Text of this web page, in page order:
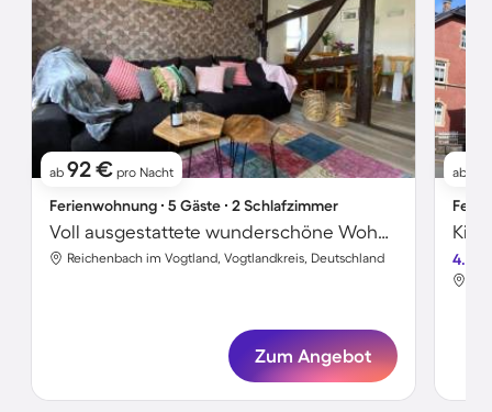
ab 92 € pro Nacht
Ferienwohnung ∙ 5 Gäste ∙ 2 Schlafzimmer
Voll ausgestattete wunderschöne Wohnung mit Grill und Garten
Reichenbach im Vogtland, Vogtlandkreis, Deutschland
Zum Angebot
ab
4.4